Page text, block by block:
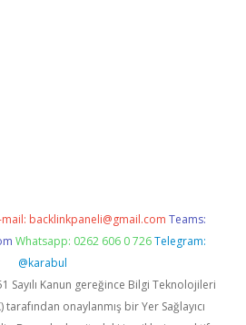
mail: backlinkpaneli@gmail.com Teams:
Whatsapp: 0262 606 0 726 Telegram:
@karabul
Sayılı Kanun gereğince Bilgi Teknolojileri
onaylanmış bir Yer Sağlayıcı